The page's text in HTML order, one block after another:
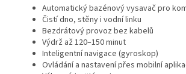
Automatický bazénový vysavač pro
Čistí dno, stěny i vodní linku
Bezdrátový provoz bez kabelů
Výdrž až 120–150 minut
Inteligentní navigace (gyroskop)
Ovládání a nastavení přes mobilní